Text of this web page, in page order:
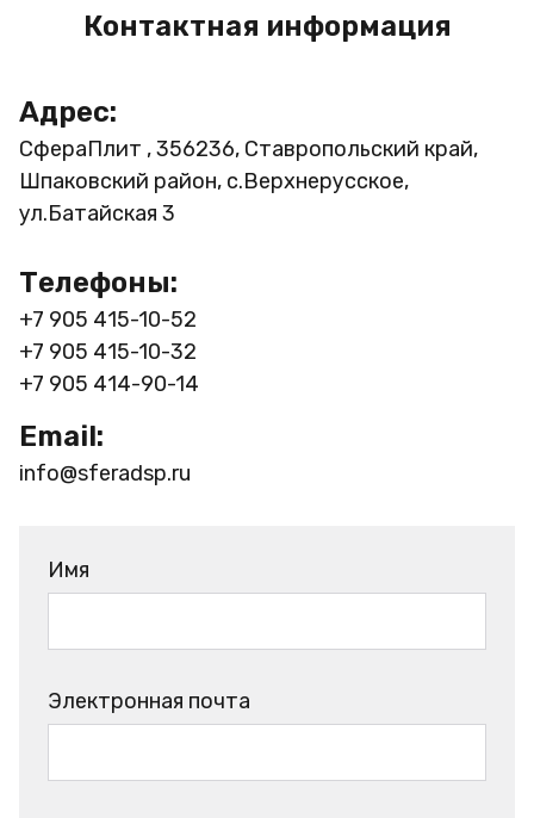
Контактная информация
Адрес:
СфераПлит , 356236, Ставропольский край,
Шпаковский район, с.Верхнерусское,
ул.Батайская 3
Телефоны:
+7 905 415-10-52
+7 905 415-10-32
+7 905 414-90-14
Email:
info@sferadsp.ru
Имя
Электронная почта